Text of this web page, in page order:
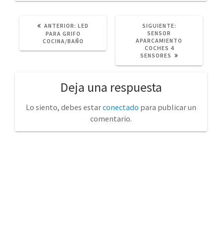
ANTERIOR: POST
ANTERIOR:
LED
PARA GRIFO
COCINA/BAÑO
SIGUIENTE:
SENSOR
APARCAMIENTO
COCHES 4
SENSORES
Deja una respuesta
Lo siento, debes estarconectado para publicar un
comentario.